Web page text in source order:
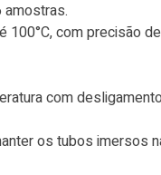
amostras.
com precisão de
com desligamento
os tubos imersos